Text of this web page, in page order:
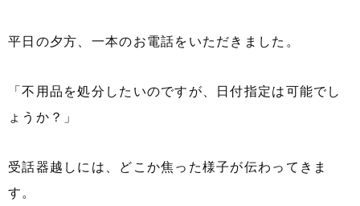
平日の夕方、一本のお電話をいただきました。
「不用品を処分したいのですが、日付指定は可能でし
ょうか？」
受話器越しには、どこか焦った様子が伝わってきま
す。